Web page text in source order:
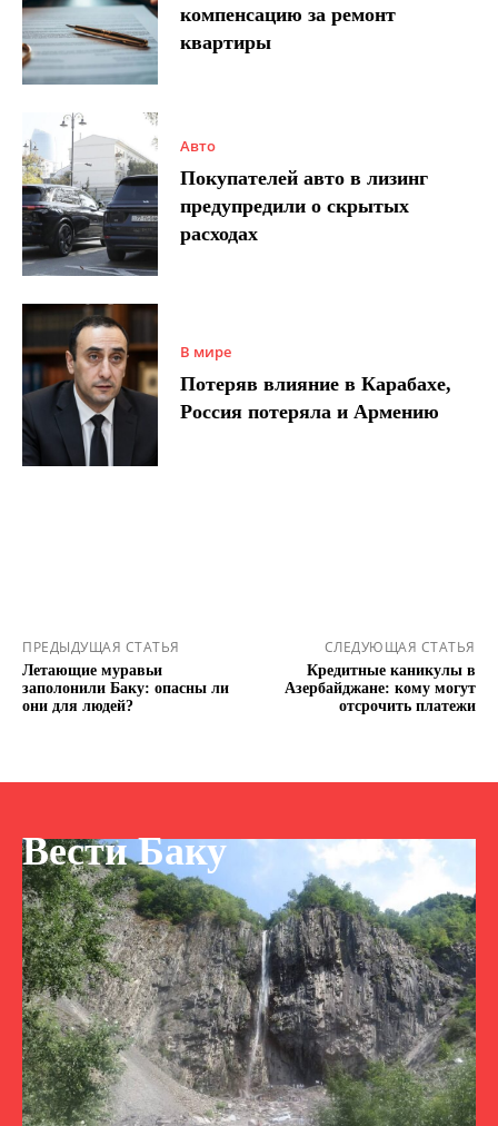
компенсацию за ремонт
квартиры
Авто
Покупателей авто в лизинг
предупредили о скрытых
расходах
В мире
Потеряв влияние в Карабахе,
Россия потеряла и Армению
ПРЕДЫДУЩАЯ СТАТЬЯ
Летающие муравьи
заполонили Баку: опасны ли
они для людей?
СЛЕДУЮЩАЯ СТАТЬЯ
Кредитные каникулы в
Азербайджане: кому могут
отсрочить платежи
Вести Баку